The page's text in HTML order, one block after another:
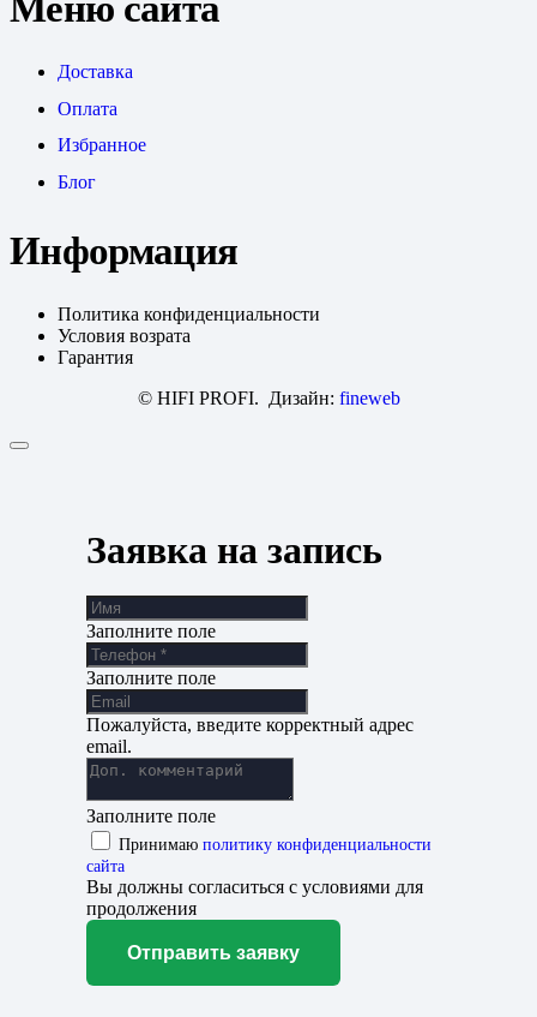
Доставка
Оплата
Избранное
Блог
Информация
Политика конфиденциальности
Условия возрата
Гарантия
© HIFI PROFI. Дизайн: fineweb
Заявка на запись
Заполните поле
Заполните поле
Пожалуйста, введите корректный адрес
email.
Заполните поле
Принимаю политику конфиденциальности
сайта
Вы должны согласиться с условиями для
продолжения
Отправить заявку